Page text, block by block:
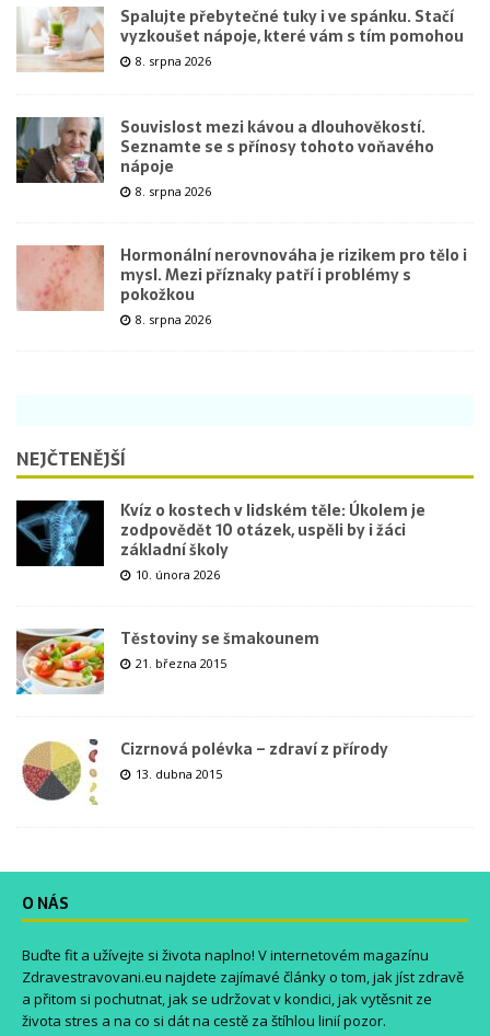
Spalujte přebytečné tuky i ve spánku. Stačí
vyzkoušet nápoje, které vám s tím pomohou
8. srpna 2026
Souvislost mezi kávou a dlouhověkostí.
Seznamte se s přínosy tohoto voňavého
nápoje
8. srpna 2026
Hormonální nerovnováha je rizikem pro tělo i
mysl. Mezi příznaky patří i problémy s
pokožkou
8. srpna 2026
NEJČTENĚJŠÍ
Kvíz o kostech v lidském těle: Úkolem je
zodpovědět 10 otázek, uspěli by i žáci
základní školy
10. února 2026
Těstoviny se šmakounem
21. března 2015
Cizrnová polévka – zdraví z přírody
13. dubna 2015
O NÁS
Buďte fit a užívejte si života naplno! V internetovém magazínu
Zdravestravovani.eu najdete zajímavé články o tom, jak jíst zdravě
a přitom si pochutnat, jak se udržovat v kondici, jak vytěsnit ze
života stres a na co si dát na cestě za štíhlou linií pozor.